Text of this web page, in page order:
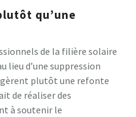
qu’une
de la filière solaire
lieu d’une suppression
plutôt une refonte
de réaliser des
à soutenir le